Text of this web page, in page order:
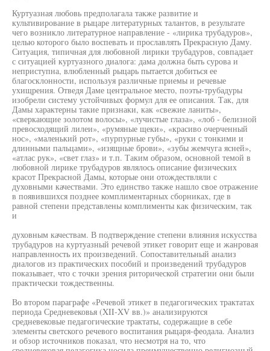
Куртуазная любовь предполагала также развитие и
культивирование в рыцаре литературных талантов, в результате
чего возникло литературное направление - «лирика трубадуров»,
целью которого было воспевать и прославлять Прекрасную Даму.
Ситуация, типичная для любовной лирики трубадуров, совпадает
с ситуацией куртуазного диалога: дама должна быть сурова и
неприступна, влюбленный рыцарь пытается добиться ее
благосклонности, используя различные приемы и речевые
ухищрения. Отведя Даме центральное место, поэты-трубадуры
изобрели систему устойчивых формул для ее описания. Так, для
Дамы характерны такие признаки, как «свежие ланиты»,
«сверкающие золотом волосы», «лучистые глаза», «лоб - белизной
превосходящий лилеи», «румяные щеки», «красиво очерченный
нос», «маленький рот», «пурпурные губы», «руки с тонкими и
длинными пальцами», «изящные брови», «зубы жемчуга ясней»,
«атлас рук», «свет глаз» и т.п. Таким образом, основной темой в
любовной лирике трубадуров являлось описание физических
красот Прекрасной Дамы, которые они отождествляли с
духовными качествами. Это единство также нашло свое отражение
в появившихся позднее комплиментарных сборниках, где в
равной степени представлены комплименты как физическим, так
и
духовным качествам. В подтверждение степени влияния искусства
трубадуров на куртуазный речевой этикет говорит еще и жанровая
направленность их произведений. Сопоставительный анализ
диалогов из практических пособий и произведений трубадуров
показывает, что с точки зрения риторической стратегии они были
практически тождественны.
Во втором параграфе «Речевой этикет в педагогических трактатах
периода Средневековья (XII-XV вв.)» анализируются
средневековые педагогические трактаты, содержащие в себе
элементы светского речевого воспитания рыцаря-феодала. Анализ
и обзор источников показал, что несмотря на то, что